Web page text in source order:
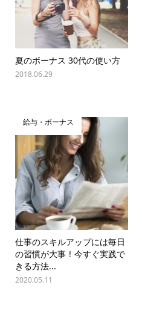
夏のボーナス 30代の使い方
2018.06.29
給与・ボーナス
仕事のスキルアップには毎日
の習慣が大事！今すぐ実践で
きる方法...
2020.05.11